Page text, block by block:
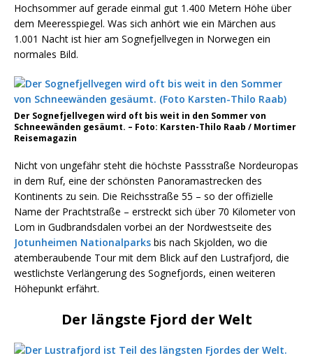
Hochsommer auf gerade einmal gut 1.400 Metern Höhe über
dem Meeresspiegel. Was sich anhört wie ein Märchen aus
1.001 Nacht ist hier am Sognefjellvegen in Norwegen ein
normales Bild.
Der Sognefjellvegen wird oft bis weit in den Sommer von
Schneewänden gesäumt. – Foto: Karsten-Thilo Raab / Mortimer
Reisemagazin
Nicht von ungefähr steht die höchste Passstraße Nordeuropas
in dem Ruf, eine der schönsten Panoramastrecken des
Kontinents zu sein. Die Reichsstraße 55 – so der offizielle
Name der Prachtstraße – erstreckt sich über 70 Kilometer von
Lom in Gudbrandsdalen vorbei an der Nordwestseite des
Jotunheimen Nationalparks bis nach Skjolden, wo die
atemberaubende Tour mit dem Blick auf den Lustrafjord, die
westlichste Verlängerung des Sognefjords, einen weiteren
Höhepunkt erfährt.
Der längste Fjord der Welt